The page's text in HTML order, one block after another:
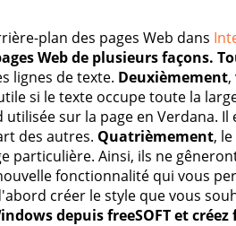
plan des pages Web dans
Web de plusieurs façons.
lignes de texte. Deuxièmement,
si le texte occupe toute la
sur la page en Verdana. Il
des autres. Quatrièmement, le
particulière. Ainsi, ils ne
fonctionnalité qui vous
créer le style que vous
depuis freeSOFT et